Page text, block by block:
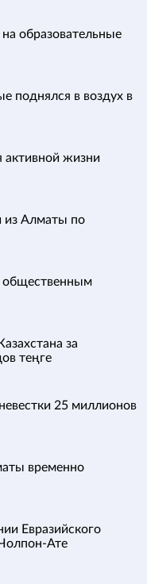
образовательные
поднялся в воздух в
активной жизни
из Алматы по
общественным
за
теңге
25 миллионов
временно
Евразийского
Ате